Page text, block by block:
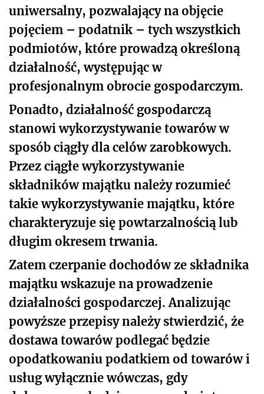
uniwersalny, pozwalający na objęcie
pojęciem – podatnik – tych wszystkich
podmiotów, które prowadzą określoną
działalność, występując w
profesjonalnym obrocie gospodarczym.
Ponadto, działalność gospodarczą
stanowi wykorzystywanie towarów w
sposób ciągły dla celów zarobkowych.
Przez ciągłe wykorzystywanie
składników majątku należy rozumieć
takie wykorzystywanie majątku, które
charakteryzuje się powtarzalnością lub
długim okresem trwania.
Zatem czerpanie dochodów ze składnika
majątku wskazuje na prowadzenie
działalności gospodarczej. Analizując
powyższe przepisy należy stwierdzić, że
dostawa towarów podlegać będzie
opodatkowaniu podatkiem od towarów i
usług wyłącznie wówczas, gdy